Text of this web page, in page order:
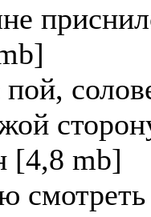
[4,8 mb]
смотреть